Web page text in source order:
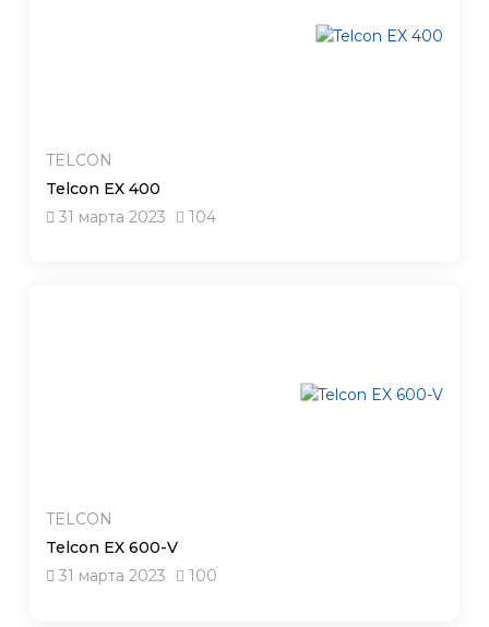
TELCON
Telcon EX 400
31 марта 2023
104
TELCON
Telcon EX 600-V
31 марта 2023
100